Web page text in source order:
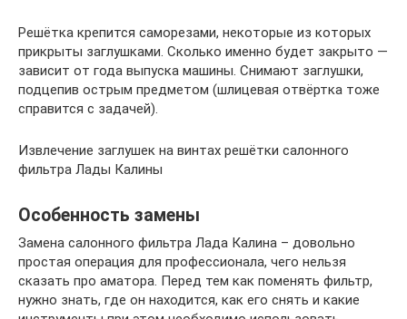
Решётка крепится саморезами, некоторые из которых
прикрыты заглушками. Сколько именно будет закрыто —
зависит от года выпуска машины. Снимают заглушки,
подцепив острым предметом (шлицевая отвёртка тоже
справится с задачей).
Извлечение заглушек на винтах решётки салонного
фильтра Лады Калины
Особенность замены
Замена салонного фильтра Лада Калина – довольно
простая операция для профессионала, чего нельзя
сказать про аматора. Перед тем как поменять фильтр,
нужно знать, где он находится, как его снять и какие